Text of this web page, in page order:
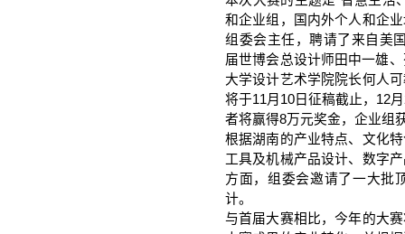
和企业组，国内外个人和企
组委会主任，聘请了来自美
届世博会总设计师田中一雄
大学设计艺术学院院长何人
将于11月10日征稿截止，12
者将赢得8万元奖金，企业组
根据湖南的产业特点、文化
工具及机械产品设计、数字
方面，组委会邀请了一大批
计。
与首届大赛相比，今年的大